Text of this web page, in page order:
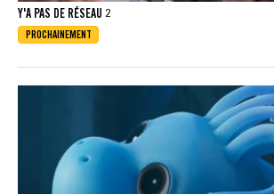
Y'A PAS DE RÉSEAU 2
PROCHAINEMENT